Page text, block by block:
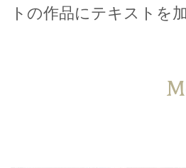
トの作品にテキストを